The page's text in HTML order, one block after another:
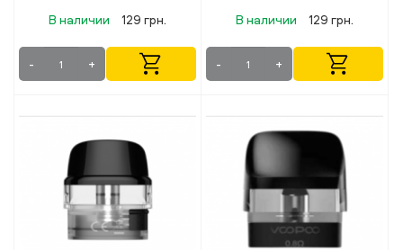
В наличии
129 грн.
- +
В наличии
129 грн.
- +